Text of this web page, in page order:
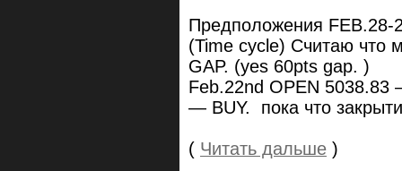
Предположения FEB.28-
(Time cycle) Считаю что
GAP. (yes 60pts gap. )
Feb.22nd OPEN
— BUY. пока что
( Читать дальше )